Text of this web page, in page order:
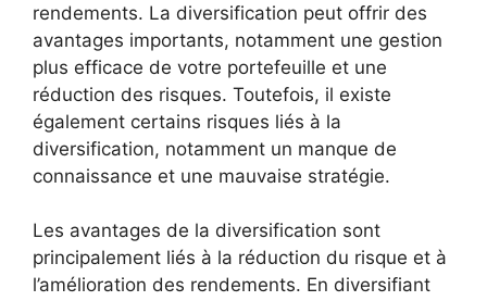
rendements. La diversification peut offrir des
avantages importants, notamment une gestion
plus efficace de votre portefeuille et une
réduction des risques. Toutefois, il existe
également certains risques liés à la
diversification, notamment un manque de
connaissance et une mauvaise stratégie.
Les avantages de la diversification sont
principalement liés à la réduction du risque et à
l’amélioration des rendements. En diversifiant